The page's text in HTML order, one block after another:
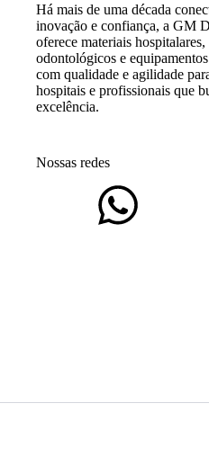
Há mais de uma década
inovação e confiança, a GM
oferece materiais hospitalares,
odontológicos e
com qualidade e agilidade
hospitais e profissionais que
excelência.
Nossas redes